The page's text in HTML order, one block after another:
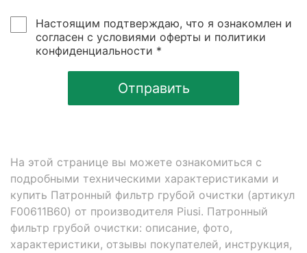
Настоящим подтверждаю, что я ознакомлен и
согласен с условиями оферты и политики
конфиденциальности *
Отправить
На этой странице вы можете ознакомиться с
подробными техническими характеристиками и
купить Патронный фильтр грубой очистки (артикул
F00611B60) от производителя Piusi. Патронный
фильтр грубой очистки: описание, фото,
характеристики, отзывы покупателей, инструкция,